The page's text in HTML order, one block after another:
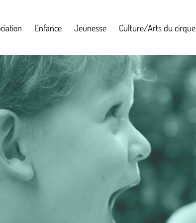
Enfance Jeunesse Culture/Arts du cirque